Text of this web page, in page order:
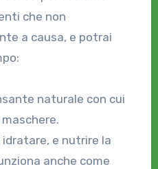
che non
a causa, e potrai
naturale con cui
idratare, e nutrire la
anche come